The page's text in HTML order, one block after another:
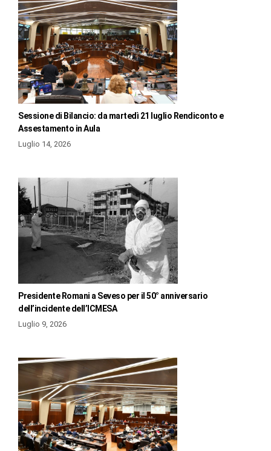
Sessione di Bilancio: da martedì 21 luglio Rendiconto e
Assestamento in Aula
Luglio 14, 2026
Presidente Romani a Seveso per il 50° anniversario
dell’incidente dell’ICMESA
Luglio 9, 2026